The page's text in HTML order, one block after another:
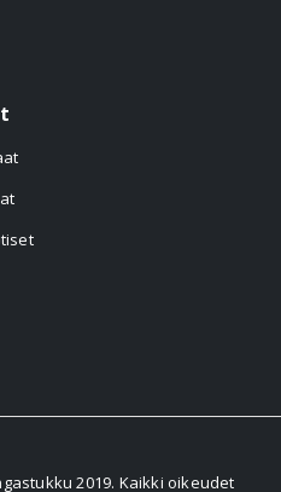
2019. Kaikki oikeudet